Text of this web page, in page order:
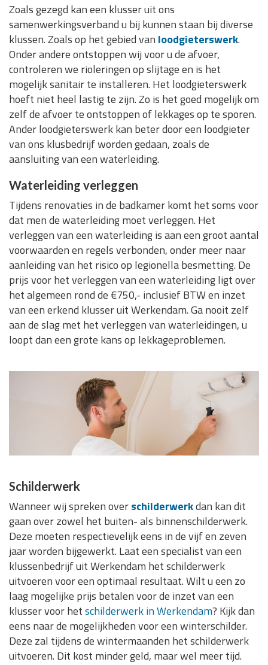
Zoals gezegd kan een klusser uit ons
samenwerkingsverband u bij kunnen staan bij diverse
klussen. Zoals op het gebied van loodgieterswerk.
Onder andere ontstoppen wij voor u de afvoer,
controleren we rioleringen op slijtage en is het
mogelijk sanitair te installeren. Het loodgieterswerk
hoeft niet heel lastig te zijn. Zo is het goed mogelijk om
zelf de afvoer te ontstoppen of lekkages op te sporen.
Ander loodgieterswerk kan beter door een loodgieter
van ons klusbedrijf worden gedaan, zoals de
aansluiting van een waterleiding.
Waterleiding verleggen
Tijdens renovaties in de badkamer komt het soms voor
dat men de waterleiding moet verleggen. Het
verleggen van een waterleiding is aan een groot aantal
voorwaarden en regels verbonden, onder meer naar
aanleiding van het risico op legionella besmetting. De
prijs voor het verleggen van een waterleiding ligt over
het algemeen rond de €750,- inclusief BTW en inzet
van een erkend klusser uit Werkendam. Ga nooit zelf
aan de slag met het verleggen van waterleidingen, u
loopt dan een grote kans op lekkageproblemen.
Schilderwerk
Wanneer wij spreken overschilderwerkdan kan dit
gaan over zowel het buiten- als binnenschilderwerk.
Deze moeten respectievelijk eens in de vijf en zeven
jaar worden bijgewerkt. Laat een specialist van een
klussenbedrijf uit Werkendam het schilderwerk
uitvoeren voor een optimaal resultaat. Wilt u een zo
laag mogelijke prijs betalen voor de inzet van een
klusser voor hetschilderwerk in Werkendam? Kijk dan
eens naar de mogelijkheden voor een winterschilder.
Deze zal tijdens de wintermaanden het schilderwerk
uitvoeren. Dit kost minder geld, maar wel meer tijd.